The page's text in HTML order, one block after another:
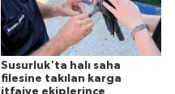
Susurluk'ta halı saha
filesine takılan karga